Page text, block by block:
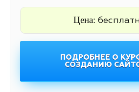
Цена:
ПОДРОБНЕЕ О
СОЗДАНИЮ